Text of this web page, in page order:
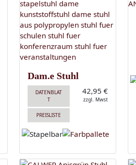
Dam.e Stuhl
DATENBLAT
T
PREISLISTE
42,95 €
zzgl. Mwst